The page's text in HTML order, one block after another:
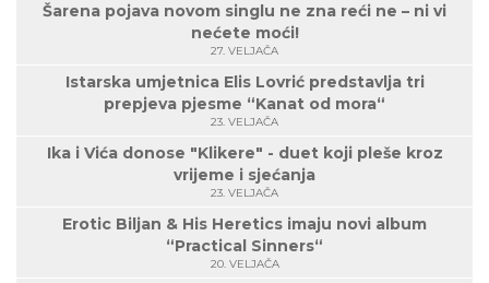
Šarena pojava novom singlu ne zna reći ne – ni vi
nećete moći!
27. VELJAČA
Istarska umjetnica Elis Lovrić predstavlja tri
prepjeva pjesme “Kanat od mora“
23. VELJAČA
Ika i Vića donose "Klikere" - duet koji pleše kroz
vrijeme i sjećanja
23. VELJAČA
Erotic Biljan & His Heretics imaju novi album
“Practical Sinners“
20. VELJAČA